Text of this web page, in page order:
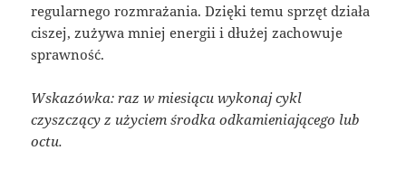
regularnego rozmrażania. Dzięki temu sprzęt działa
ciszej, zużywa mniej energii i dłużej zachowuje
sprawność.
Wskazówka: raz w miesiącu wykonaj cykl
czyszczący z użyciem środka odkamieniającego lub
octu.